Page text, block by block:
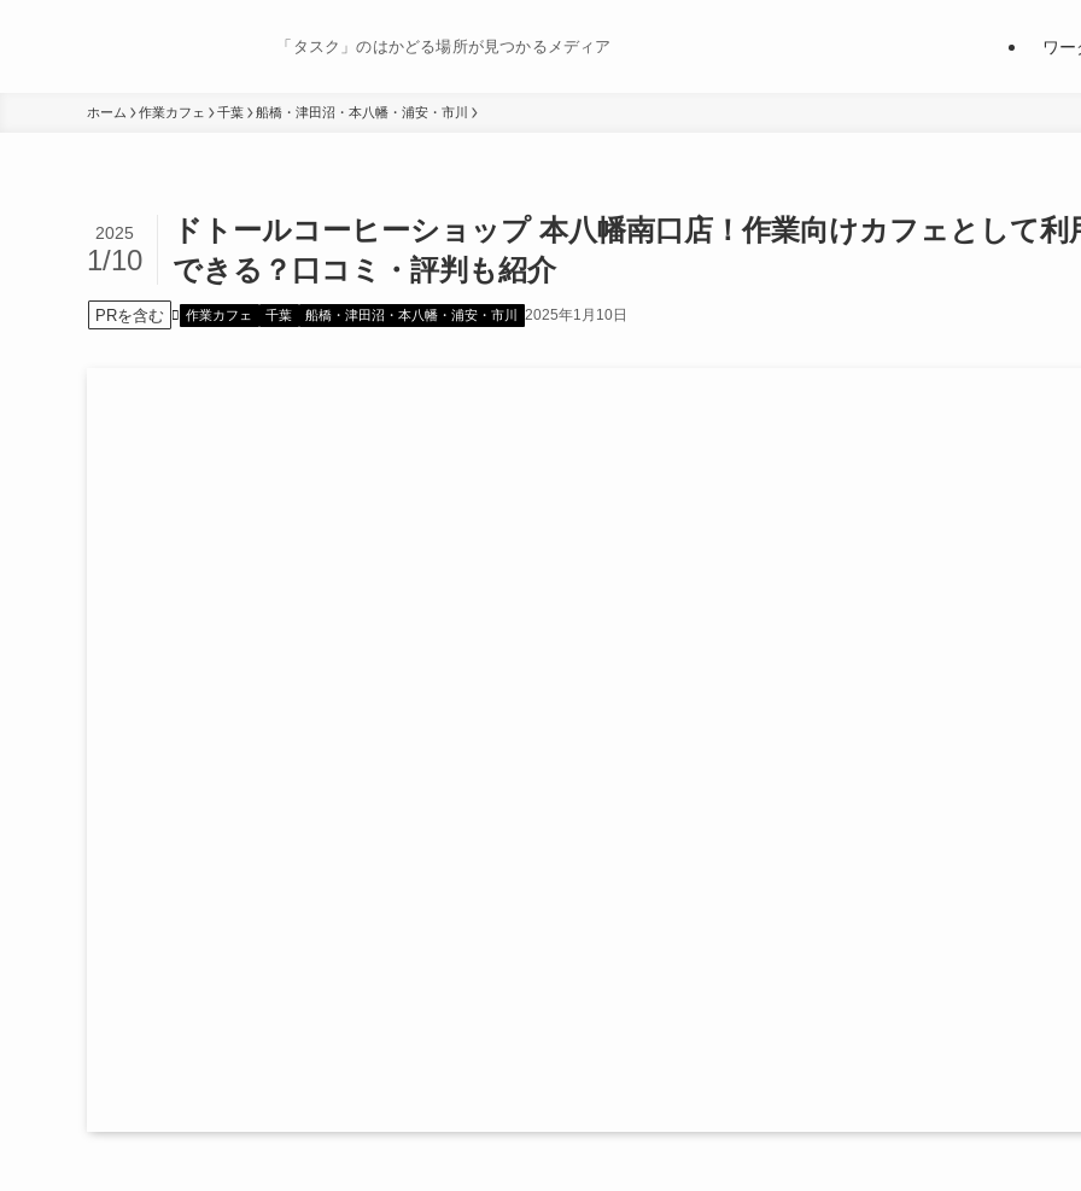
「タスク」のはかどる場所が見つかるメディア ワ
ホーム 作業カフェ 千葉 船橋・津田沼・本八幡・浦安・市川
ドトールコーヒーショップ 本八幡南口店！作業向けカフェとして利
できる？口コミ・評判も紹介
2025
1/10
PRを含む 作業カフェ 千葉 船橋・津田沼・本八幡・浦安・市川 2025年1月10日